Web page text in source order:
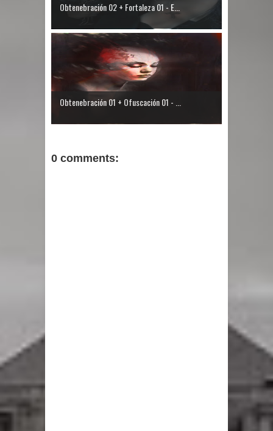
Obtenebración 02 + Fortaleza 01 - E...
Obtenebración 01 + Ofuscación 01 - ...
0 comments: